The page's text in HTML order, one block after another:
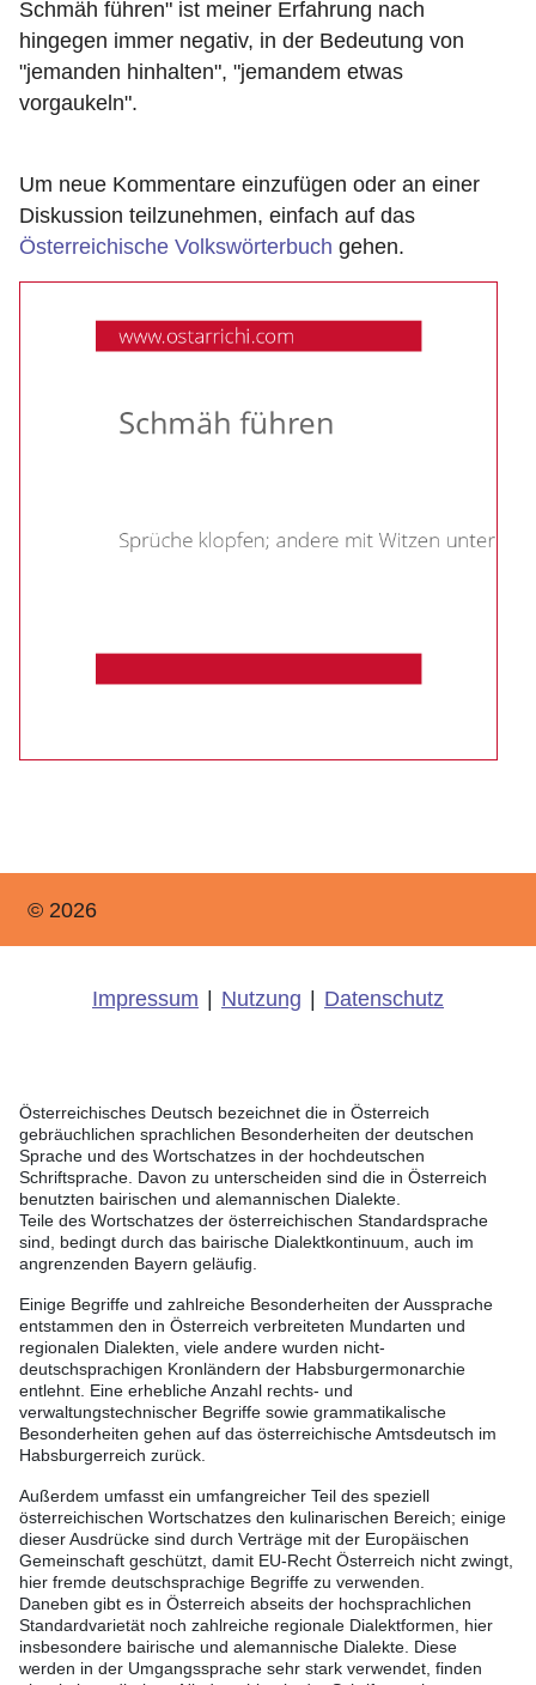
Schmäh führen" ist meiner Erfahrung nach
hingegen immer negativ, in der Bedeutung von
"jemanden hinhalten", "jemandem etwas
vorgaukeln".
Um neue Kommentare einzufügen oder an einer
Diskussion teilzunehmen, einfach auf das
Österreichische Volkswörterbuch gehen.
© 2026
Impressum Nutzung Datenschutz
Österreichisches Deutsch bezeichnet die in Österreich
gebräuchlichen sprachlichen Besonderheiten der deutschen
Sprache und des Wortschatzes in der hochdeutschen
Schriftsprache. Davon zu unterscheiden sind die in Österreich
benutzten bairischen und alemannischen Dialekte.
Teile des Wortschatzes der österreichischen Standardsprache
sind, bedingt durch das bairische Dialektkontinuum, auch im
angrenzenden Bayern geläufig.
Einige Begriffe und zahlreiche Besonderheiten der Aussprache
entstammen den in Österreich verbreiteten Mundarten und
regionalen Dialekten, viele andere wurden nicht-
deutschsprachigen Kronländern der Habsburgermonarchie
entlehnt. Eine erhebliche Anzahl rechts- und
verwaltungstechnischer Begriffe sowie grammatikalische
Besonderheiten gehen auf das österreichische Amtsdeutsch im
Habsburgerreich zurück.
Außerdem umfasst ein umfangreicher Teil des speziell
österreichischen Wortschatzes den kulinarischen Bereich; einige
dieser Ausdrücke sind durch Verträge mit der Europäischen
Gemeinschaft geschützt, damit EU-Recht Österreich nicht zwingt,
hier fremde deutschsprachige Begriffe zu verwenden.
Daneben gibt es in Österreich abseits der hochsprachlichen
Standardvarietät noch zahlreiche regionale Dialektformen, hier
insbesondere bairische und alemannische Dialekte. Diese
werden in der Umgangssprache sehr stark verwendet, finden